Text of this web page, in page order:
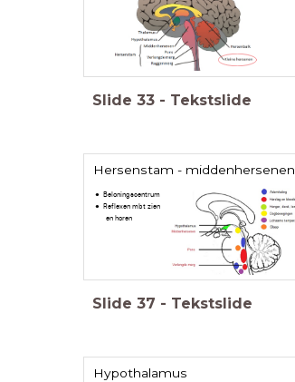
Slide 33 - Tekstslide
Hersenstam - middenhersenen
Beloningscentrum
Reflexen mbt zien
en horen
Slide 37 - Tekstslide
Hypothalamus